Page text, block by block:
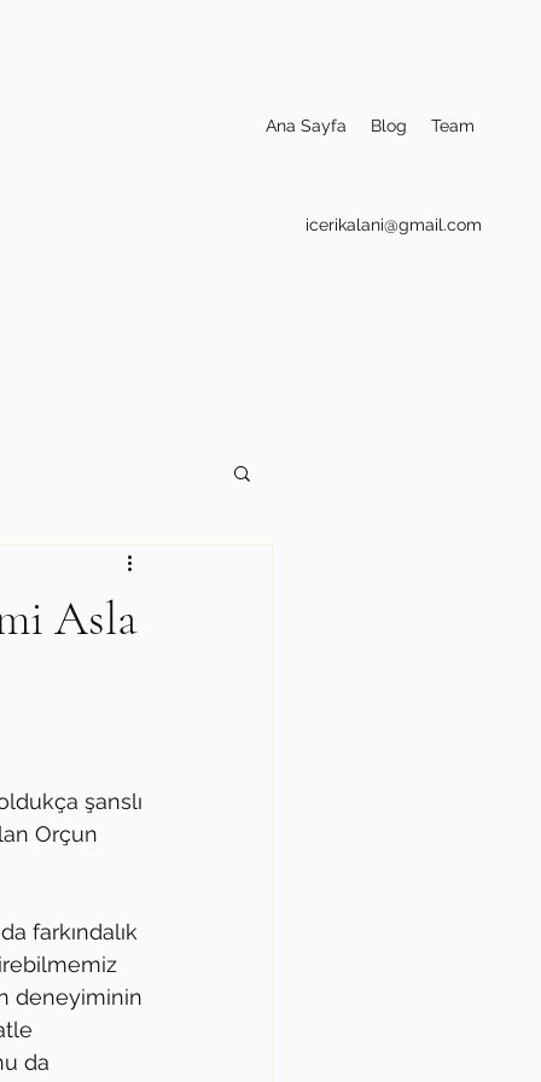
Ana Sayfa Blog Team
icerikalani@gmail.com
Asla
şanslı
Orçun
farkındalık
deneyiminin
da